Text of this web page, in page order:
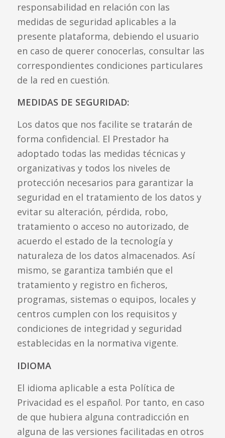
responsabilidad en relación con las
medidas de seguridad aplicables a la
presente plataforma, debiendo el usuario
en caso de querer conocerlas, consultar las
correspondientes condiciones particulares
de la red en cuestión.
MEDIDAS DE SEGURIDAD:
Los datos que nos facilite se tratarán de
forma confidencial. El Prestador ha
adoptado todas las medidas técnicas y
organizativas y todos los niveles de
protección necesarios para garantizar la
seguridad en el tratamiento de los datos y
evitar su alteración, pérdida, robo,
tratamiento o acceso no autorizado, de
acuerdo el estado de la tecnología y
naturaleza de los datos almacenados. Así
mismo, se garantiza también que el
tratamiento y registro en ficheros,
programas, sistemas o equipos, locales y
centros cumplen con los requisitos y
condiciones de integridad y seguridad
establecidas en la normativa vigente.
IDIOMA
El idioma aplicable a esta Política de
Privacidad es el español. Por tanto, en caso
de que hubiera alguna contradicción en
alguna de las versiones facilitadas en otros